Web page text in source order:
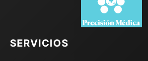
SERVICIOS